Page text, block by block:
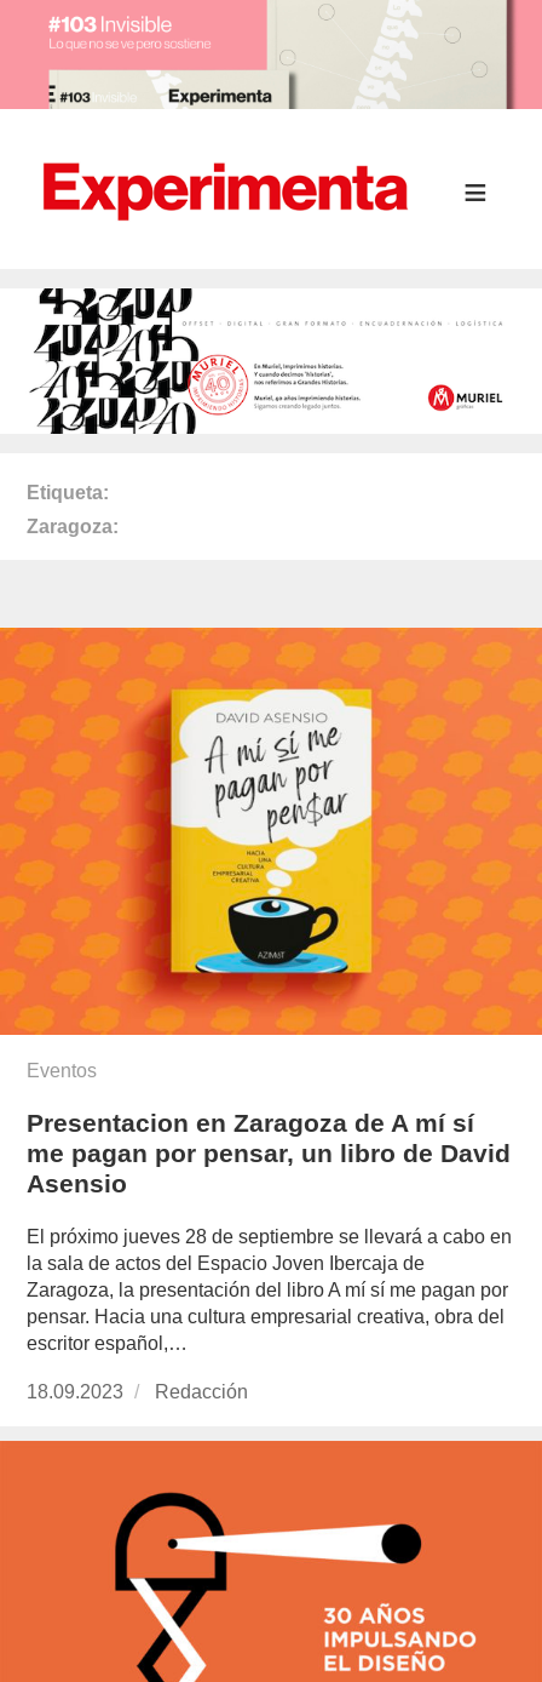
Etiqueta
Zaragoza
Eventos
Presentacion en Zaragoza de A mí sí
me pagan por pensar, un libro de David
Asensio
El próximo jueves 28 de septiembre se llevará a cabo en
la sala de actos del Espacio Joven Ibercaja de
Zaragoza, la presentación del libro A mí sí me pagan por
pensar. Hacia una cultura empresarial creativa, obra del
escritor español,…
Publicado
18.09.2023 https://www.experimenta.es/author/redaccion/
Redacción